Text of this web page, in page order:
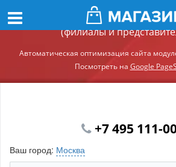
Демонстрационный сайт модуля
(филиалы и
Автоматическая оптимизация сайта
Посмотреть на Google
+7 495 111-
Ваш город: Москва